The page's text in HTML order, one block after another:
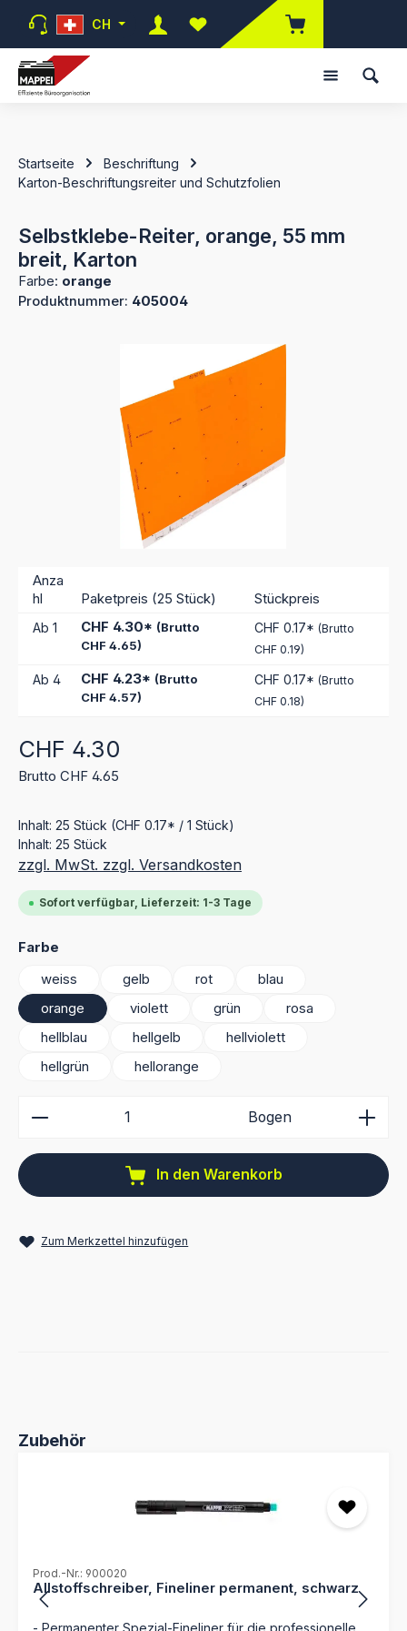
Zum Hauptinhalt springen
CH
Du hast 0 Produkte auf dem
Startseite
Beschriftung
Karton-Beschriftungsreiter und Schutzfolien
Selbstklebe-Reiter, orange, 55 mm
breit, Karton
Farbe: orange
Produktnummer: 405004
Anza
hl
Paketpreis (25 Stück) Stückpreis
Ab 1 CHF 4.30* (Brutto
CHF 4.65)
CHF 0.17* (Brutto
CHF 0.19)
Ab 4 CHF 4.23* (Brutto
CHF 4.57)
CHF 0.17* (Brutto
CHF 0.18)
Regulärer Preis:
CHF 4.30
Brutto CHF 4.65
Inhalt: 25 Stück (CHF 0.17* / 1 Stück)
Inhalt: 25 Stück
zzgl. MwSt. zzgl. Versandkosten
Sofort verfügbar, Lieferzeit: 1-3 Tage
Farbe
weiss
gelb rot
blau
orange
violett grün
rosa
hellblau
hellgelb
hellviolett
hellgrün
hellorange
Produkt Anzahl: Gib den gewünschten Wert ein
Bogen
In den Warenkorb
Zum Merkzettel hinzufügen
Produktgalerie überspringen
Zubehör
Prod.-Nr.: 900020
Allstoffschreiber, Fineliner permanent, schwarz
- Permanenter Spezial-Fineliner für die professionelle